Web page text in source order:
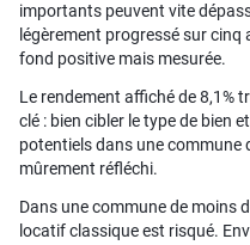
importants peuvent vite
légèrement progressé sur
fond positive mais mesurée.
Le rendement affiché de 8,1%
clé : bien cibler le type de bien
potentiels dans une commune
mûrement réfléchi.
Dans une commune de moins
locatif classique est risqué.